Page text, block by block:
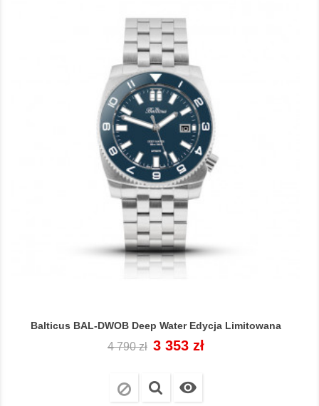
Balticus BAL-DWOB Deep Water Edycja Limitowana
Cena
4 790 zł Cena
3 353 zł
